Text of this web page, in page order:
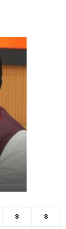
S S